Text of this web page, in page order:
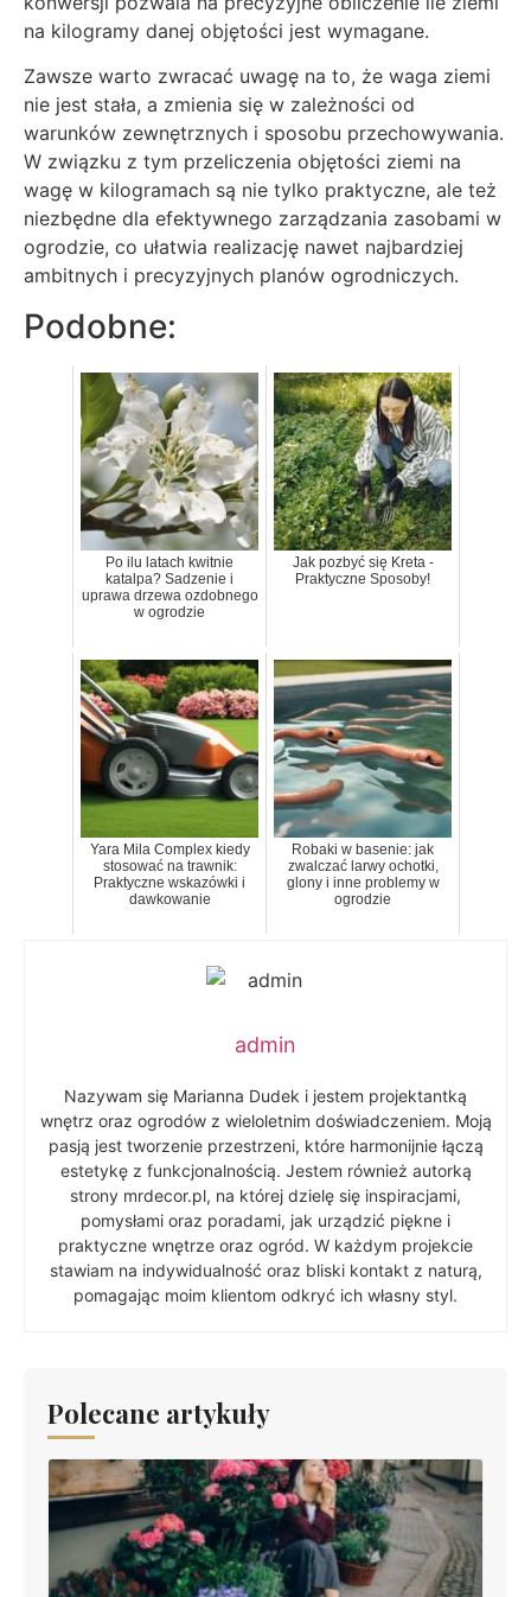
na kilogramy danej objętości jest wymagane.
Zawsze warto zwracać uwagę na to, że waga ziemi
nie jest stała, a zmienia się w zależności od
warunków zewnętrznych i sposobu przechowywania.
W związku z tym przeliczenia objętości ziemi na
wagę w kilogramach są nie tylko praktyczne, ale też
niezbędne dla efektywnego zarządzania zasobami w
ogrodzie, co ułatwia realizację nawet najbardziej
ambitnych i precyzyjnych planów ogrodniczych.
Podobne:
Po ilu latach kwitnie
katalpa? Sadzenie i
uprawa drzewa ozdobnego
w ogrodzie
Jak pozbyć się Kreta -
Praktyczne Sposoby!
Yara Mila Complex kiedy
stosować na trawnik:
Praktyczne wskazówki i
dawkowanie
Robaki w basenie: jak
zwalczać larwy ochotki,
glony i inne problemy w
ogrodzie
admin
Nazywam się Marianna Dudek i jestem projektantką
wnętrz oraz ogrodów z wieloletnim doświadczeniem. Moją
pasją jest tworzenie przestrzeni, które harmonijnie łączą
estetykę z funkcjonalnością. Jestem również autorką
strony mrdecor.pl, na której dzielę się inspiracjami,
pomysłami oraz poradami, jak urządzić piękne i
praktyczne wnętrze oraz ogród. W każdym projekcie
stawiam na indywidualność oraz bliski kontakt z naturą,
pomagając moim klientom odkryć ich własny styl.
Polecane artykuły